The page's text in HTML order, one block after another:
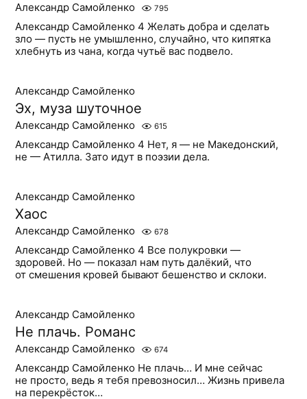
Александр Самойленко 795
Александр Самойленко 4 Желать добра и сделать
зло — пусть не умышленно, случайно, что кипятка
хлебнуть из чана, когда чутьё вас подвело.
Александр Самойленко
Эх, муза шуточное
Александр Самойленко 615
Александр Самойленко 4 Нет, я — не Македонский,
не — Атилла. Зато идут в поэзии дела.
Александр Самойленко
Хаос
Александр Самойленко 678
Александр Самойленко 4 Все полукровки —
здоровей. Но — показал нам путь далёкий, что
от смешения кровей бывают бешенство и склоки.
Александр Самойленко
Не плачь. Романс
Александр Самойленко 674
Александр Самойленко Не плачь… И мне сейчас
не просто, ведь я тебя превозносил… Жизнь привела
на перекрёсток…